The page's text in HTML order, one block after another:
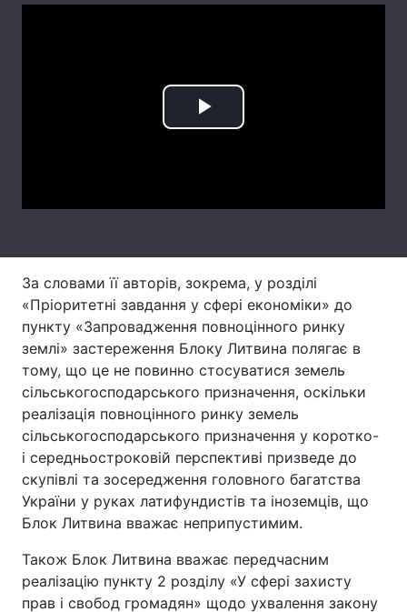
Економіка Світ
Лайт
Інциденти
Цікавинки Погода
Лонгріди
Відео з Youtube Статті
Інтерв'ю Думки
Архів Вакансії
Контакти
Послуги
Play
За словами її авторів, зокрема, у розділі
«Пріоритетні завдання у сфері економіки» до
пункту «Запровадження повноцінного ринку
землі» застереження Блоку Литвина полягає в
тому, що це не повинно стосуватися земель
сільськогосподарського призначення, оскільки
реалізація повноцінного ринку земель
сільськогосподарського призначення у коротко-
і середньостроковій перспективі призведе до
скупівлі та зосередження головного багатства
України у руках латифундистів та іноземців, що
Блок Литвина вважає неприпустимим.
Також Блок Литвина вважає передчасним
реалізацію пункту 2 розділу «У сфері захисту
прав і свобод громадян» щодо ухвалення закону